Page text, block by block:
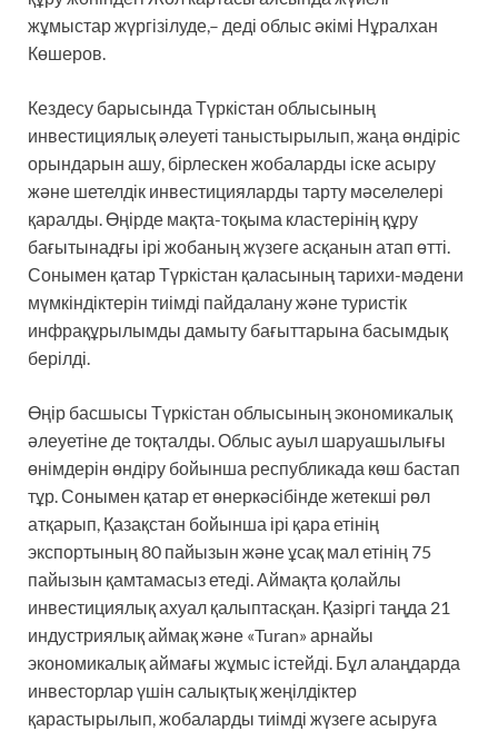
жұмыстар жүргізілуде,– деді облыс әкімі Нұралхан
Көшеров.
Кездесу барысында Түркістан облысының
инвестициялық әлеуеті таныстырылып, жаңа өндіріс
орындарын ашу, бірлескен жобаларды іске асыру
және шетелдік инвестицияларды тарту мәселелері
қаралды. Өңірде мақта-тоқыма кластерінің құру
бағытынадғы ірі жобаның жүзеге асқанын атап өтті.
Сонымен қатар Түркістан қаласының тарихи-мәдени
мүмкіндіктерін тиімді пайдалану және туристік
инфрақұрылымды дамыту бағыттарына басымдық
берілді.
Өңір басшысы Түркістан облысының экономикалық
әлеуетіне де тоқталды. Облыс ауыл шаруашылығы
өнімдерін өндіру бойынша республикада көш бастап
тұр. Сонымен қатар ет өнеркәсібінде жетекші рөл
атқарып, Қазақстан бойынша ірі қара етінің
экспортының 80 пайызын және ұсақ мал етінің 75
пайызын қамтамасыз етеді. Аймақта қолайлы
инвестициялық ахуал қалыптасқан. Қазіргі таңда 21
индустриялық аймақ және «Turan» арнайы
экономикалық аймағы жұмыс істейді. Бұл алаңдарда
инвесторлар үшін салықтық жеңілдіктер
қарастырылып, жобаларды тиімді жүзеге асыруға